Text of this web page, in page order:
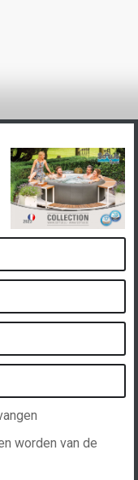
worden van de